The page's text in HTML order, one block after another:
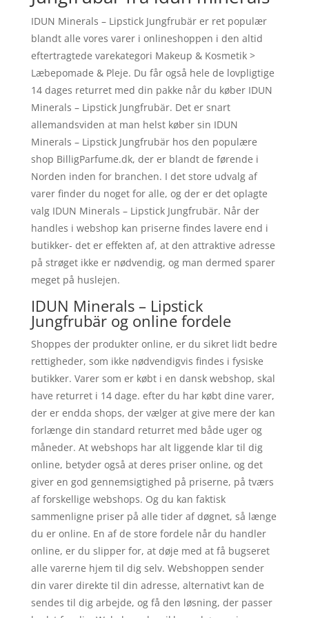
IDUN Minerals – Lipstick Jungfrubär er ret populær
blandt alle vores varer i onlineshoppen i den altid
eftertragtede varekategori Makeup & Kosmetik >
Læbepomade & Pleje. Du får også hele de lovpligtige
14 dages returret med din pakke når du køber IDUN
Minerals – Lipstick Jungfrubär. Det er snart
allemandsviden at man helst køber sin IDUN
Minerals – Lipstick Jungfrubär hos den populære
shop BilligParfume.dk, der er blandt de førende i
Norden inden for branchen. I det store udvalg af
varer finder du noget for alle, og der er det oplagte
valg IDUN Minerals – Lipstick Jungfrubär. Når der
handles i webshop kan priserne findes lavere end i
butikker- det er effekten af, at den attraktive adresse
på strøget ikke er nødvendig, og man dermed sparer
meget på huslejen.
IDUN Minerals – Lipstick
Jungfrubär og online fordele
Shoppes der produkter online, er du sikret lidt bedre
rettigheder, som ikke nødvendigvis findes i fysiske
butikker. Varer som er købt i en dansk webshop, skal
have returret i 14 dage. efter du har købt dine varer,
der er endda shops, der vælger at give mere der kan
forlænge din standard returret med både uger og
måneder. At webshops har alt liggende klar til dig
online, betyder også at deres priser online, og det
giver en god gennemsigtighed på priserne, på tværs
af forskellige webshops. Og du kan faktisk
sammenligne priser på alle tider af døgnet, så længe
du er online. En af de store fordele når du handler
online, er du slipper for, at døje med at få bugseret
alle varerne hjem til dig selv. Webshoppen sender
din varer direkte til din adresse, alternativt kan de
sendes til dig arbejde, og få den løsning, der passer